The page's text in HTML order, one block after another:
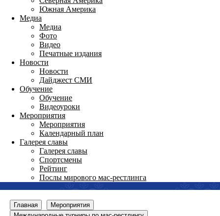
Южная Америка
Медиа
Медиа
Фото
Видео
Печатные издания
Новости
Новости
Дайджест СМИ
Обучение
Обучение
Видеоуроки
Мероприятия
Мероприятия
Календарный план
Галерея славы
Галерея славы
Спортсмены
Рейтинг
Послы мирового мас-рестлинга
Главная
Мероприятия